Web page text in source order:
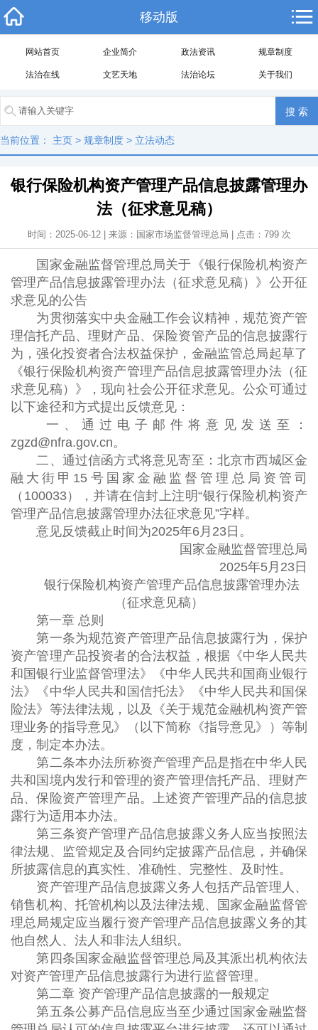
移动版
网站首页 企业简介 政法资讯 规章制度
法治在线 文艺天地 法治论坛 关于我们
当前位置： 主页 > 规章制度 > 立法动态
银行保险机构资产管理产品信息披露管理办
法（征求意见稿）
时间：2025-06-12 | 来源：国家市场监督管理总局 | 点击： 799 次
国家金融监督管理总局关于《银行保险机构资产
管理产品信息披露管理办法（征求意见稿）》公开征
求意见的公告
为贯彻落实中央金融工作会议精神，规范资产管
理信托产品、理财产品、保险资管产品的信息披露行
为，强化投资者合法权益保护，金融监管总局起草了
《银行保险机构资产管理产品信息披露管理办法（征
求意见稿）》，现向社会公开征求意见。公众可通过
以下途径和方式提出反馈意见：
一、通过电子邮件将意见发送至：
zgzd@nfra.gov.cn。
二、通过信函方式将意见寄至：北京市西城区金
融大街甲15号国家金融监督管理总局资管司
（100033），并请在信封上注明“银行保险机构资产
管理产品信息披露管理办法征求意见”字样。
意见反馈截止时间为2025年6月23日。
国家金融监督管理总局
2025年5月23日
银行保险机构资产管理产品信息披露管理办法
（征求意见稿）
第一章 总则
第一条为规范资产管理产品信息披露行为，保护
资产管理产品投资者的合法权益，根据《中华人民共
和国银行业监督管理法》《中华人民共和国商业银行
法》《中华人民共和国信托法》《中华人民共和国保
险法》等法律法规，以及《关于规范金融机构资产管
理业务的指导意见》（以下简称《指导意见》）等制
度，制定本办法。
第二条本办法所称资产管理产品是指在中华人民
共和国境内发行和管理的资产管理信托产品、理财产
品、保险资产管理产品。上述资产管理产品的信息披
露行为适用本办法。
第三条资产管理产品信息披露义务人应当按照法
律法规、监管规定及合同约定披露产品信息，并确保
所披露信息的真实性、准确性、完整性、及时性。
资产管理产品信息披露义务人包括产品管理人、
销售机构、托管机构以及法律法规、国家金融监督管
理总局规定应当履行资产管理产品信息披露义务的其
他自然人、法人和非法人组织。
第四条国家金融监督管理总局及其派出机构依法
对资产管理产品信息披露行为进行监督管理。
第二章 资产管理产品信息披露的一般规定
第五条公募产品信息应当至少通过国家金融监督